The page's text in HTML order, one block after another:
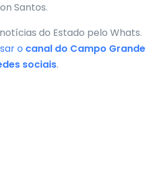
Santos.
do Estado pelo Whats.
o canal do Campo Grande
sociais.